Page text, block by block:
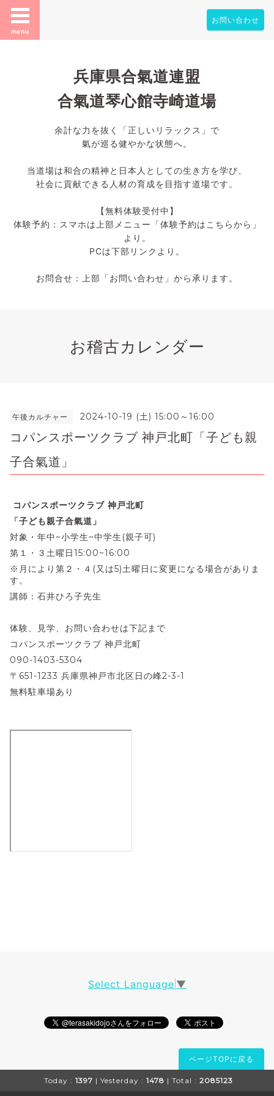
menu
お問い合わせ
兵庫県合氣道連盟
合氣道琴心館寺崎道場
余計な力を抜く「正しいリラックス」で
氣が巡る健やかな状態へ。
当道場は和合の精神と日本人としての生き方を学び、
社会に貢献できる人材の育成を目指す道場です。
【無料体験受付中】
体験予約：スマホは上部メニュー「体験予約はこちらから」
より。
PCは下部リンクより。
お問合せ：上部「お問い合わせ」から承ります。
お稽古カレンダー
午後カルチャー 2024-10-19 (土) 15:00～16:00
コパンスポーツクラブ 神戸北町「子ども親
子合氣道」
コパンスポーツクラブ 神戸北町
「子ども親子合氣道」
対象・年中~小学生~中学生(親子可)
第１・３土曜日15:00~16:00
※月により第２・４(又は5)土曜日に変更になる場合がありま
す。
講師：石井ひろ子先生
体験、見学、お問い合わせは下記まで
コパンスポーツクラブ 神戸北町
090-1403-5304
〒651-1233 兵庫県神戸市北区日の峰2-3-1
無料駐車場あり
Select Language ▼
ページTOPに戻る
Today : 1397 | Yesterday : 1478 | Total : 2085123